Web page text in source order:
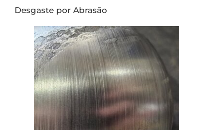
Desgaste por Abrasão